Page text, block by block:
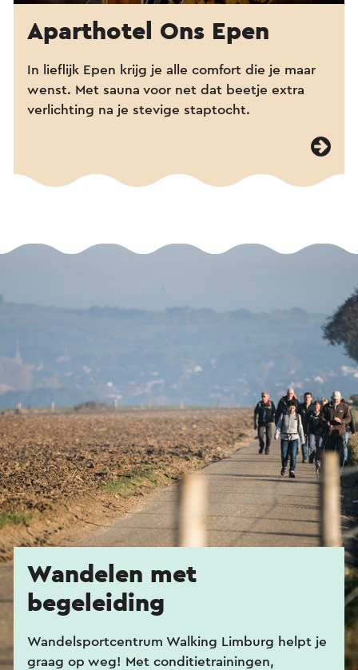
Aparthotel Ons Epen
In lieflijk Epen krijg je alle comfort die je maar
wenst. Met sauna voor net dat beetje extra
verlichting na je stevige staptocht.
Wandelen met
begeleiding
Wandelsportcentrum Walking Limburg helpt je
graag op weg! Met conditietrainingen,